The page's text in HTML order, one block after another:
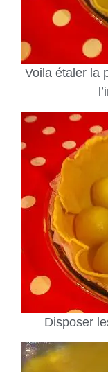
Voila étaler la
Disposer